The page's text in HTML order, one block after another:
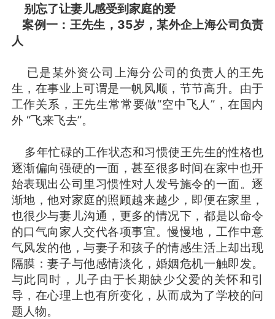
别忘了让妻儿感受到家庭的爱
案例一：王先生，35岁，某外企上海公司负责
人
已是某外资公司上海分公司的负责人的王先
生，在事业上可谓是一帆风顺，节节高升。由于
工作关系，王先生常常要做“空中飞人”，在国内
外 “飞来飞去”。
多年忙碌的工作状态和习惯使王先生的性格也
逐渐偏向强硬的一面，甚至很多时间在家中也开
始表现出公司里习惯性对人发号施令的一面。逐
渐地，他对家庭的照顾越来越少，即便在家里，
也很少与妻儿沟通，更多的情况下，都是以命令
的口气向家人交代各项事宜。慢慢地，工作中意
气风发的他，与妻子和孩子的情感生活上却出现
隔膜：妻子与他感情淡化，婚姻危机一触即发。
与此同时，儿子由于长期缺少父爱的关怀和引
导，在心理上也有所变化，从而成为了学校的问
题人物。